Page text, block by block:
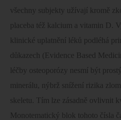
všechny subjekty užívají kromě
placeba též kalcium a vitamin D.
klinické uplatnění léků podléhá
důkazech (Evidence Based
léčby osteoporózy nesmí být
minerálu, nýbrž snížení rizika
skeletu. Tím lze zásadně ovlivnit
Monotematický blok tohoto čísla